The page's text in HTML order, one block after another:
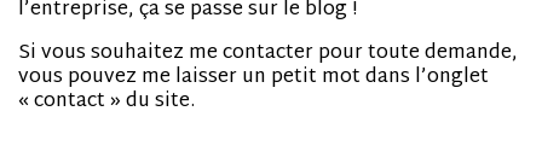
l’entreprise, ça se passe sur le blog !
Si vous souhaitez me contacter pour toute demande,
vous pouvez me laisser un petit mot dans l’onglet
« contact » du site.